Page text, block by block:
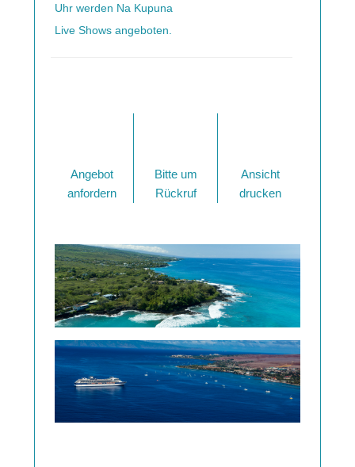
Uhr werden Na Kupuna
Live Shows angeboten.
Angebot
anfordern
Bitte um
Rückruf
Ansicht
drucken